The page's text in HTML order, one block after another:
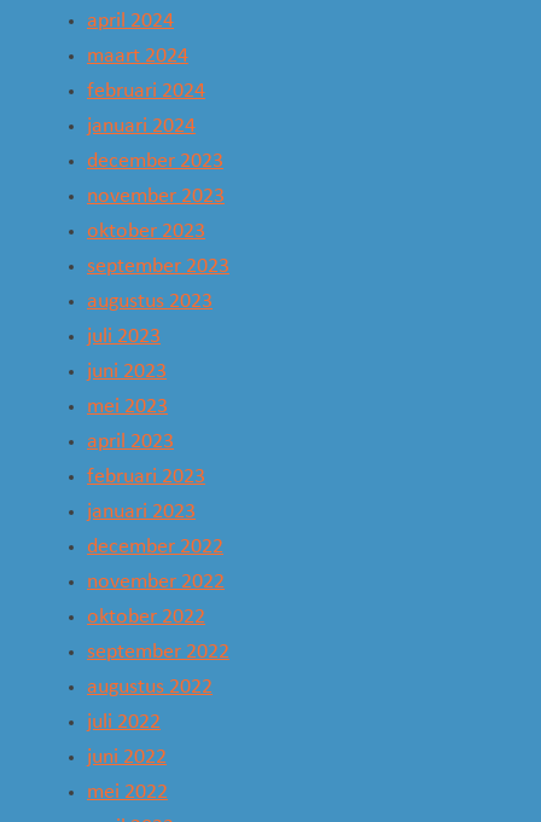
april 2024
maart 2024
februari 2024
januari 2024
december 2023
november 2023
oktober 2023
september 2023
augustus 2023
juli 2023
juni 2023
mei 2023
april 2023
februari 2023
januari 2023
december 2022
november 2022
oktober 2022
september 2022
augustus 2022
juli 2022
juni 2022
mei 2022